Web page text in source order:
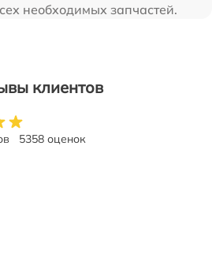
необходимых запчастей.
клиентов
5358 оценок